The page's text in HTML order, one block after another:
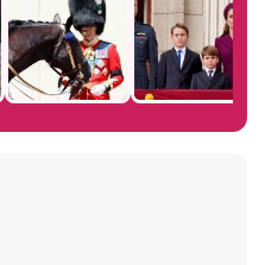
Manu Baqueiro: "Tuve como referente a Bruce Willis en 'Luz de Luna' para mi trabajo en la serie 'Perdiendo el juicio'"